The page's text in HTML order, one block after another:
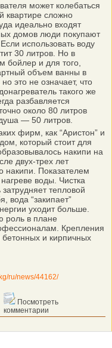
может колебаться
квартире сложно
идеально входят
домов люди покупают
использовать воду
30 литров. Но в
бойлер и для того,
объем ванны в
это не означает, что
такого же
разбавляется
около 80 литров
— 50 литров.
фирм, как “Аристон” и
который стоит для
накипи на
двух-трех лет
накипи. Показателем
воды. Чистка
тепловой
вода “закипает”
уходит больше.
роль в плане
Крепления
и кирпичных
ru/news/44162/
Посмотреть
комментарии